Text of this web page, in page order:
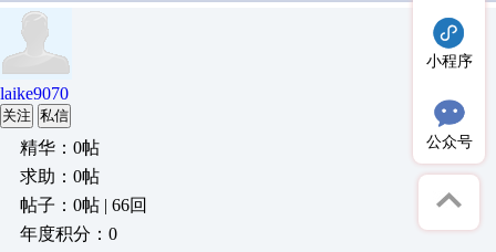
laike9070
关注 私信
精华：0帖
求助：0帖
帖子：0帖 | 66回
年度积分：0
小程序
公众号